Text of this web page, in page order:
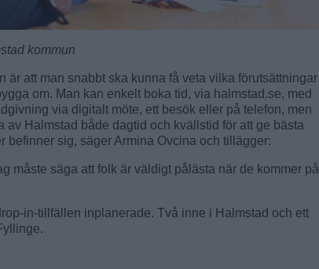
kommun
är att man snabbt ska kunna få veta vilka förutsättningar
om. Man kan enkelt boka tid, via halmstad.se, med
via digitalt möte, ett besök eller på telefon, men
av Halmstad både dagtid och kvällstid för att ge bästa
befinner sig, säger Armina Ovcina och tillägger:
måste säga att folk är väldigt pålästa när de kommer på
in-tillfällen inplanerade. Två inne i Halmstad och ett